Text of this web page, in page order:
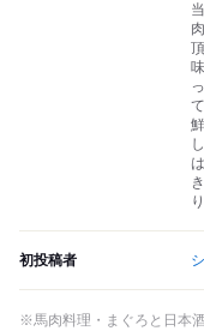
初投稿者
※馬肉料理・まぐろと日本